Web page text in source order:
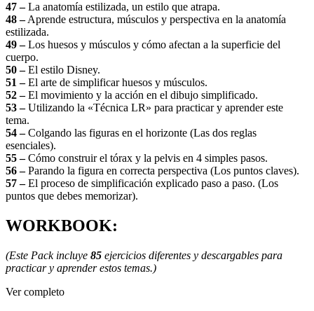
47 –La anatomía estilizada, un estilo que atrapa.
48 –Aprende estructura, músculos y perspectiva en la anatomía
estilizada.
49 –Los huesos y músculos y cómo afectan a la superficie del
cuerpo.
50 –El estilo Disney.
51 –El arte de simplificar huesos y músculos.
52 –El movimiento y la acción en el dibujo simplificado.
53 –Utilizando la «Técnica LR» para practicar y aprender este
tema.
54 –Colgando las figuras en el horizonte (Las dos reglas
esenciales).
55 –Cómo construir el tórax y la pelvis en 4 simples pasos.
56 –Parando la figura en correcta perspectiva (Los puntos claves).
57 –El proceso de simplificación explicado paso a paso. (Los
puntos que debes memorizar).
WORKBOOK:
(Este Pack incluye 85 ejercicios diferentes y descargables para
practicar y aprender estos temas.)
Ver completo